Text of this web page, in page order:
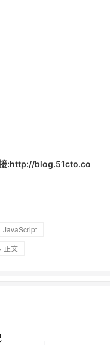
接:http://blog.51cto.co
JavaScript
正文